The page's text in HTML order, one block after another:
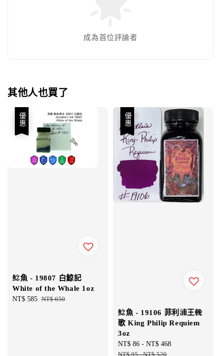
成為首位評論者
其他人也買了
優惠
鯰魚 - 19807 白鯨記
White of the Whale 1oz
Sale
NT$ 585 Regular
NT$ 650
優惠
鯰魚 - 19106 菲利浦王輓
歌 King Philip Requiem
3oz
Sale
price
NT$ 86 - NT$ 468
NT$ 95-NT$ 520